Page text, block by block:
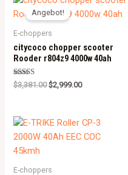
Angebot!
E-choppers
citycoco chopper scooter
Rooder r804z9 4000w 40ah
Rated
5.00
$3,381.00 $2,999.00
E-choppers